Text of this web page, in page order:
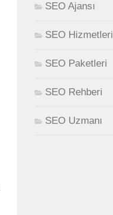
SEO Ajansı
SEO Hizmetleri
SEO Paketleri
SEO Rehberi
SEO Uzmanı